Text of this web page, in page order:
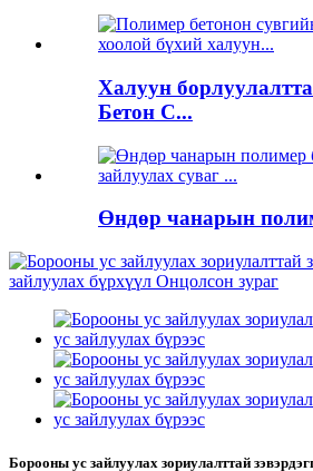
Халуун
Бетон С...
Өндөр чанарын
Борооны ус зайлуулах зориулалттай